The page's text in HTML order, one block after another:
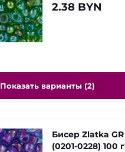
2.38 BYN
Показать варианты (2)
Бисер Zlatka GR
(0201-0228) 100